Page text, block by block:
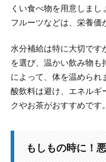
くい食べ物を用意しまし
フルーツなどは、栄養価
水分補給は特に大切です
を選び、温かい飲み物も
によって、体を温められ
酸飲料は避け、エネルギ
クやお茶がおすすめです。
もしもの時に！